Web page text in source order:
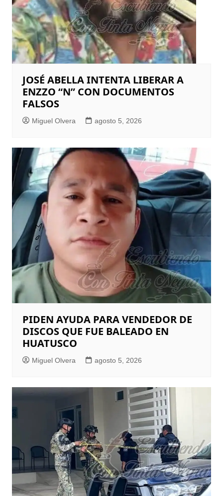
JOSÉ ABELLA INTENTA LIBERAR A
ENZZO “N” CON DOCUMENTOS
FALSOS
Miguel Olvera agosto 5, 2026
PIDEN AYUDA PARA VENDEDOR DE
DISCOS QUE FUE BALEADO EN
HUATUSCO
Miguel Olvera agosto 5, 2026